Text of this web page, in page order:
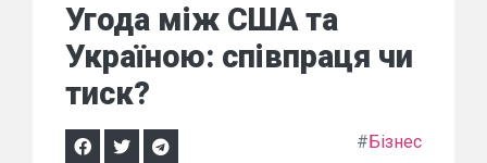
Угода між США та
Україною: співпраця чи
тиск?
#Бізнес